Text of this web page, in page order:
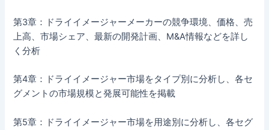
第3章：ドライイメージャーメーカーの競争環境、価格、売
上高、市場シェア、最新の開発計画、M&A情報などを詳し
く分析
第4章：ドライイメージャー市場をタイプ別に分析し、各セ
グメントの市場規模と発展可能性を掲載
第5章：ドライイメージャー市場を用途別に分析し、各セグ